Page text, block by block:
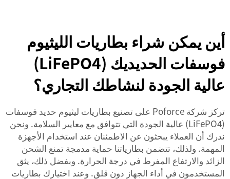
أين يمكن شراء بطاريات الليثيوم
فوسفات الحديديك (LiFePO4)
عالية الجودة لنشاطك التجاري؟
تركز شركة Poforce على تصنيع بطاريات ليثيوم حديد فوسفات
(LiFePO4) عالية الجودة التي تتوافق مع معايير السلامة. ونحن
ندرك أن العملاء يبحثون عن الاطمئنان عند استخدام الأجهزة
المهمة. ولذلك، تتضمن بطارياتنا حماية مدمجة تمنع الشحن
الزائد والارتفاع المفرط في درجة الحرارة. وبفضل ذلك، يثق
المستخدمون في أداء الجهاز دون قلق. وعند اختيارك بطاريات